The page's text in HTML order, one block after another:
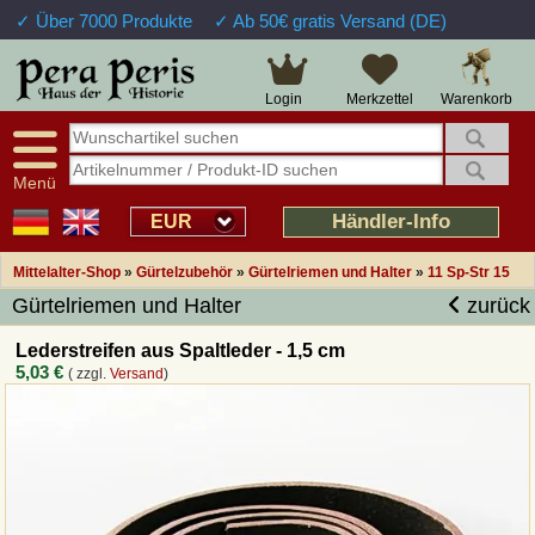
✓ Über 7000 Produkte ✓ Ab 50€ gratis Versand (DE)
Warenkorb
Merkzettel
Login
Menü
EUR Händler-Info
Mittelalter-Shop » Gürtelzubehör » Gürtelriemen und Halter » 11 Sp-Str 15
Gürtelriemen und Halter zurück
Lederstreifen aus Spaltleder - 1,5 cm
5,03 € ( zzgl.Versand)
Große Auswahl
Verfügbarkeitsanzeige
Sendungsverfolgung
Intelligente Navigation
Freundlicher Service
14 Tage Widerrufsrecht
Über 25 Jahre Erfahrung
Schnelle Rücküberweisung
Kulant bei Retouren
Prof. Auftragsabwicklung
Übersicht Mittelalter-Produkte
Impressum
Widerrufsfunktion